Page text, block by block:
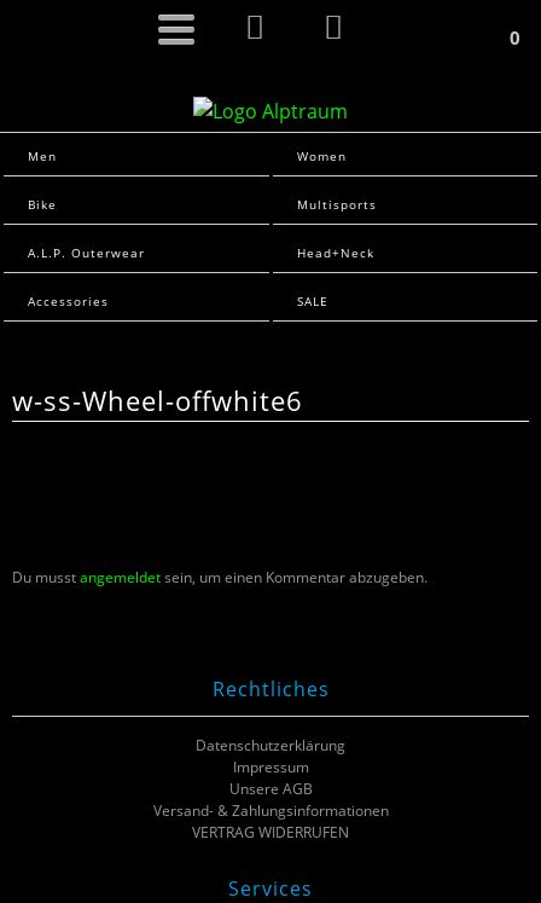
0
Men Women
Bike Multisports
A.L.P. Outerwear Head+Neck
Accessories SALE
w-ss-Wheel-offwhite6
Du musstangemeldetsein, um einen Kommentar abzugeben.
Rechtliches
Datenschutzerklärung
Impressum
Unsere AGB
Versand- & Zahlungsinformationen
VERTRAG WIDERRUFEN
Services